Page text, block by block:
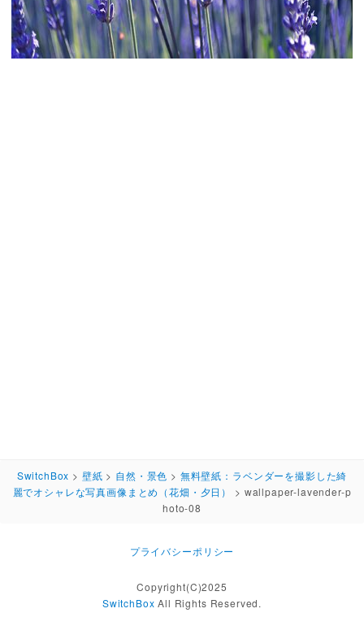
SwitchBox > 壁紙 > 自然・景色 > 無料壁紙：ラベンダーを撮影した綺
麗でオシャレな写真画像まとめ（花畑・夕日）
> wallpaper-lavender-p
hoto-08
プライバシーポリシー
Copyright(C)2025
SwitchBox All Rights Reserved.